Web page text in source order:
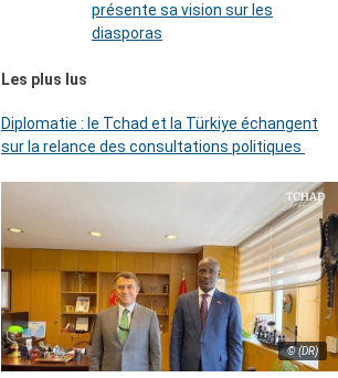
présente sa vision sur les
diasporas
Les plus lus
Diplomatie : le Tchad et la Türkiye échangent
sur la relance des consultations politiques
© (DR)